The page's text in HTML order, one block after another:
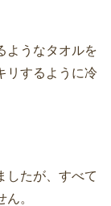
ようなタオルを
リするように冷
したが、すべて
。